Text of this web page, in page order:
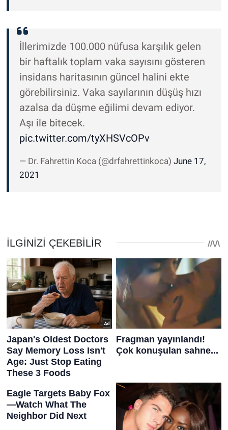
İllerimizde 100.000 nüfusa karşılık gelen
bir haftalık toplam vaka sayısını gösteren
insidans haritasının güncel halini ekte
görebilirsiniz. Vaka sayılarının düşüş hızı
azalsa da düşme eğilimi devam ediyor.
Aşı ile bitecek.
pic.twitter.com/tyXHSVcOPv
— Dr. Fahrettin Koca (@drfahrettinkoca) June 17,
2021